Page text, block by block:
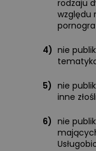
rodzaju
względu
4) nie
5) nie
inne
6) nie